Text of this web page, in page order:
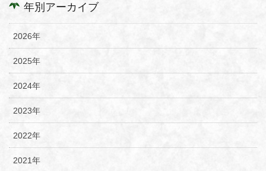
年別アーカイブ
2026年
2025年
2024年
2023年
2022年
2021年